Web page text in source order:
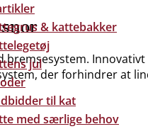
& kattebakker
jul
til kat
med særlige behov
Innovativt
der forhindrer at